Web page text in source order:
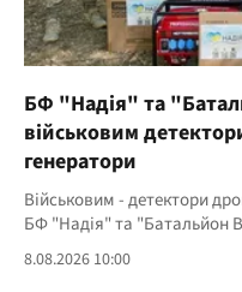
БФ "Надія" та
військовим
генератори
Військовим - детектори
БФ "Надія" та "Батальйон
8.08.2026 10:00